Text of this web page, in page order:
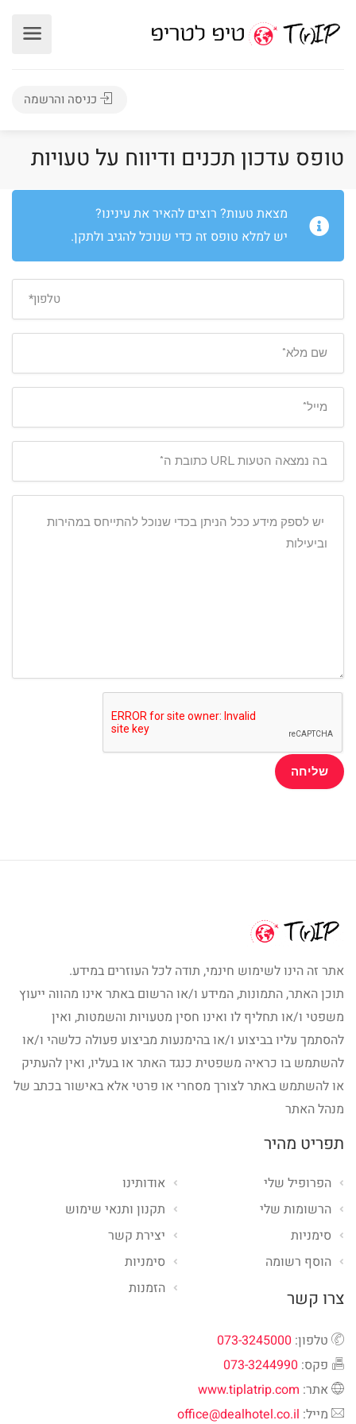
כניסה והרשמה
טופס עדכון תכנים ודיווח על טעויות
מצאת טעות? רוצים להאיר את עינינו?
יש למלא טופס זה כדי שנוכל להגיב ולתקן.
אתר זה הינו לשימוש חינמי, תודה לכל העוזרים במידע.
תוכן האתר, התמונות, המידע ו/או הרשום באתר אינו מהווה ייעוץ
משפטי ו/או תחליף לו ואינו חסין מטעויות והשמטות, ואין
להסתמך עליו בביצוע ו/או בהימנעות מביצוע פעולה כלשהי ו/או
להשתמש בו כראיה משפטית כנגד האתר או בעליו, ואין להעתיק
או להשתמש באתר לצורך מסחרי או פרטי אלא באישור בכתב של
מנהל האתר
תפריט מהיר
אודותינו
תקנון ותנאי שימוש
יצירת קשר
סימניות
הזמנות
הפרופיל שלי
הרשומות שלי
סימניות
הוסף רשומה
צרו קשר
טלפון: 073-3245000
פקס: 073-3244990
אתר: www.tiplatrip.com
מייל: office@dealhotel.co.il